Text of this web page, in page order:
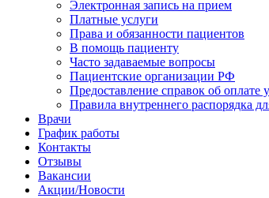
Электронная запись на прием
Платные услуги
Права и обязанности пациентов
В помощь пациенту
Часто задаваемые вопросы
Пациентские организации РФ
Предоставление справок об оплате
Правила внутреннего распорядка
Врачи
График работы
Контакты
Отзывы
Вакансии
Акции/Новости